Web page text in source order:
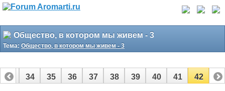
Общество, в котором мы живем - 3
Тема: Общество, в котором мы живем - 3
33 34 35 36 37 38 39 40 41 42